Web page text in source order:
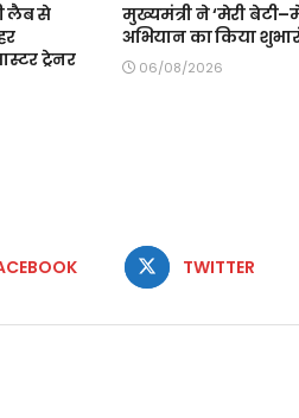
लैब से
ट्रेनर
मुख्यमंत्री ने ‘मेरी
अभियान का किया
06/08/2026
TWITTER